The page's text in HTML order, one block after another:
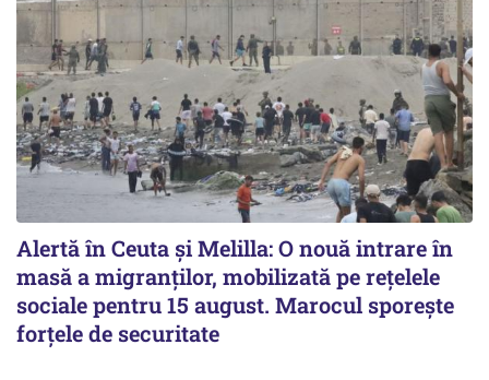
Alertă în Ceuta și Melilla: O nouă intrare în
masă a migranților, mobilizată pe rețelele
sociale pentru 15 august. Marocul sporește
forțele de securitate